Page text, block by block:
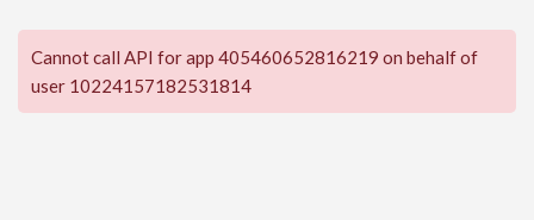
Cannot call API for app 405460652816219 on behalf of
user 10224157182531814